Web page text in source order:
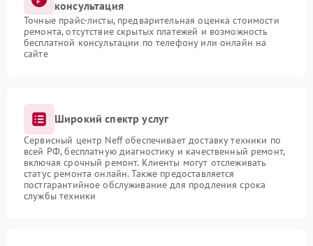
консультация
Точные прайс-листы, предварительная оценка стоимости
ремонта, отсутствие скрытых платежей и возможность
бесплатной консультации по телефону или онлайн на
сайте
Широкий спектр услуг
Сервисный центр Neff обеспечивает доставку техники по
всей РФ, бесплатную диагностику и качественный ремонт,
включая срочный ремонт. Клиенты могут отслеживать
статус ремонта онлайн. Также предоставляется
постгарантийное обслуживание для продления срока
службы техники